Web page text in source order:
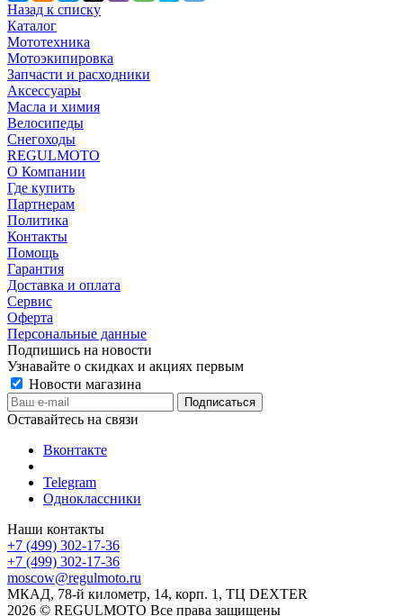
Назад к списку
Каталог
Мототехника
Мотоэкипировка
Запчасти и расходники
Аксессуары
Масла и химия
Велосипеды
Снегоходы
REGULMOTO
О Компании
Где купить
Партнерам
Политика
Контакты
Помощь
Гарантия
Доставка и оплата
Сервис
Оферта
Персональные данные
Подпишись на новости
Узнавайте о скидках и акциях первым
Новости магазина
Оставайтесь на связи
Вконтакте
Telegram
Одноклассники
Наши контакты
+7 (499) 302-17-36
+7 (499) 302-17-36
moscow@regulmoto.ru
МКАД, 78-й километр, 14, корп. 1, ТЦ DEXTER
2026 © REGULMOTO Все права защищены